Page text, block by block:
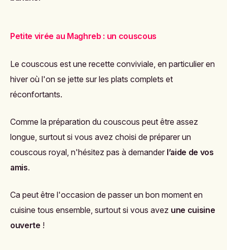
Petite virée au Maghreb : un couscous
Le couscous est une recette conviviale, en particulier en
hiver où l'on se jette sur les plats complets et
réconfortants.
Comme la préparation du couscous peut être assez
longue, surtout si vous avez choisi de préparer un
couscous royal, n'hésitez pas à demander l’aide de vos
amis.
Ca peut être l'occasion de passer un bon moment en
cuisine tous ensemble, surtout si vous avez une cuisine
ouverte !